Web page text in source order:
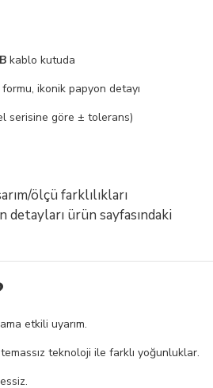
kablo kutuda
ikonik papyon detayı
serisine göre ± tolerans)
ölçü farklılıkları
ürün sayfasındaki
etkili uyarım.
teknoloji ile farklı yoğunluklar.